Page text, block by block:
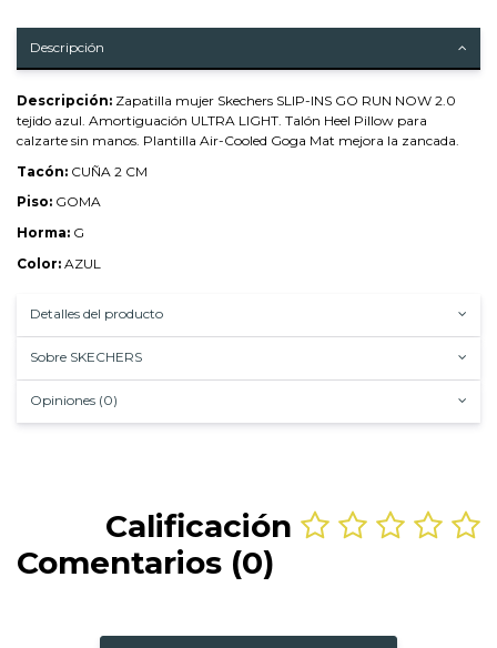
Descripción
Descripción: Zapatilla mujer Skechers SLIP-INS GO RUN NOW 2.0
tejido azul. Amortiguación ULTRA LIGHT. Talón Heel Pillow para
calzarte sin manos. Plantilla Air-Cooled Goga Mat mejora la zancada.
Tacón: CUÑA 2 CM
Piso: GOMA
Horma: G
Color: AZUL
Detalles del producto
Sobre SKECHERS
Opiniones (0)
Calificación
Comentarios (0)